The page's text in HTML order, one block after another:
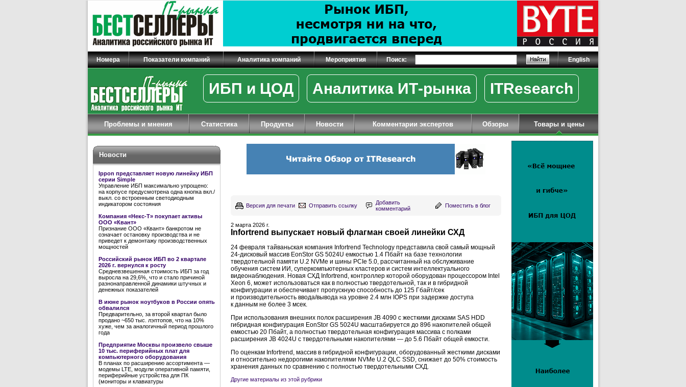
Номера Показатели компаний Аналитика компаний Мероприятия Поиск: English
ИБП и ЦОД Аналитика ИТ-рынка ITResearch
Проблемы и мнения Статистика Продукты Новости Комментарии экспертов Обзоры Товары и цены
Новости
Ippon представляет новую линейку ИБП
серии Simple
Управление ИБП максимально упрощено:
на корпусе предусмотрена одна кнопка вкл./
выкл. со встроенным светодиодным
индикатором состояния
Компания «Некс-Т» покупает активы
ООО «Квант»
Признание ООО «Квант» банкротом не
означает остановку производства и не
приведет к демонтажу производственных
мощностей
Российский рынок ИБП во 2 квартале
2026 г. вернулся к росту
Средневзвешенная стоимость ИБП за год
выросла на 29,6%, что и стало причиной
разнонаправленной динамики штучных и
денежных показателей
В июне рынок ноутбуков в России опять
обвалился
Предварительно, за второй квартал было
продано ~650 тыс. лэптопов, что на 10%
хуже, чем за аналогичный период прошлого
года
Предприятие Москвы произвело свыше
10 тыс. периферийных плат для
компьютерного оборудования
В планах по расширению ассортимента —
модемы LTE, модули оперативной памяти,
периферийные устройства для ПК
(мониторы и клавиатуры
Версия для печати Отправить ссылку
Добавить
комментарий
Поместить в блог
2 марта 2026 г.
Infortrend выпускает новый флагман своей линейки СХД
24 февраля тайваньская компания Infortrend Technology представила свой самый мощный
24-дисковый массив EonStor GS 5024U емкостью 1.4 Пбайт на базе технологии
твердотельной памяти U.2 NVMe и шины PCIe 5.0, рассчитанный на обслуживание
обучения систем ИИ, суперкомпьютерных кластеров и систем интеллектуального
видеонаблюдения. Новая СХД Infortrend, контроллер которой оборудован процессором Intel
Xeon 6, может использоваться как в полностью твердотельной, так и в гибридной
конфигурации и обеспечивает пропускную способность до 125 Гбайт/сек
и производительность ввода/вывода на уровне 2.4 млн IOPS при задержке доступа
к данным не более 3 мсек.
При использования внешних полок расширения JB 4090 с жесткими дисками SAS HDD
гибридная конфигурация EonStor GS 5024U масштабируется до 896 накопителей общей
емкостью 20 Пбайт, а полностью твердотельная конфигурация массива с полками
расширения JB 4024U с твердотельными накопителями — до 5.6 Пбайт общей емкости.
По оценкам Infortrend, массив в гибридной конфигурации, оборудованный жесткими дисками
и относительно недорогими накопителями NVMe U.2 QLC SSD, снижает до 50% стоимость
хранения данных по сравнению с полностью твердотельными СХД.
Другие материалы из этой рубрики